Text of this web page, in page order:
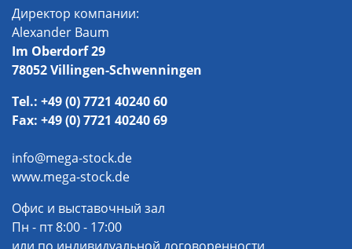
Директор компании:
Alexander Baum
Im Oberdorf 29
78052 Villingen-Schwenningen
Tel.: +49 (0) 7721 40240 60
Fax: +49 (0) 7721 40240 69
info@mega-stock.de
www.mega-stock.de
Офис и выставочный зал
Пн - пт 8:00 - 17:00